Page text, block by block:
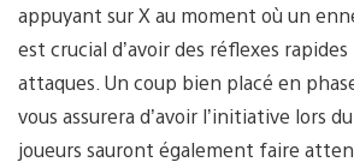
appuyant sur X au moment où un
est crucial d’avoir des réflexes
attaques. Un coup bien placé en
vous assurera d’avoir l’initiative lors
joueurs sauront également faire